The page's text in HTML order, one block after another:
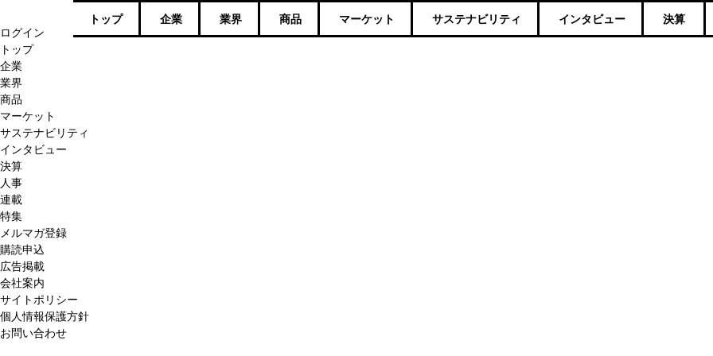
ログイン
トップ
企業
業界
商品
マーケット
サステナビリティ
インタビュー
決算
人事
連載
特集
メルマガ登録
購読申込
広告掲載
会社案内
サイトポリシー
個人情報保護方針
お問い合わせ
トップ 企業 業界 商品 マーケット サステナビリティ インタビュー 決算